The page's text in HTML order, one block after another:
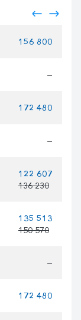
156 800
—
172 480
—
122 607
136 230
135 513
150 570
—
172 480